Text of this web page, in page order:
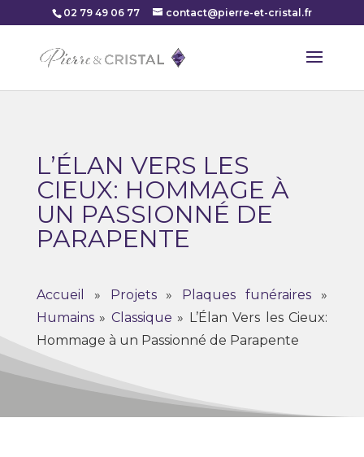
02 79 49 06 77 contact@pierre-et-cristal.fr
L’ÉLAN VERS LES
CIEUX: HOMMAGE À
UN PASSIONNÉ DE
PARAPENTE
Accueil » Projets» Plaques funéraires »
Humains» Classique » L’Élan Vers les Cieux:
Hommage à un Passionné de Parapente